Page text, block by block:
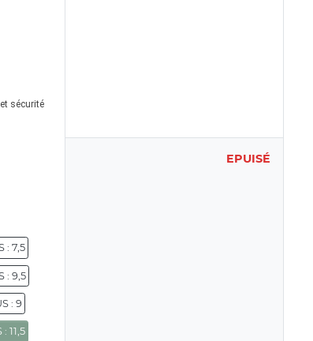
sécurité
EPUISÉ
: 7,5
: 9,5
: 9
11,5